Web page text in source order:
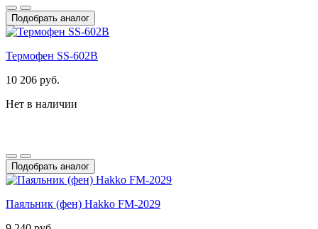
Подобрать аналог
Термофен SS-602B
10 206 руб.
Нет в наличии
Подобрать аналог
Паяльник (фен) Hakko FM-2029